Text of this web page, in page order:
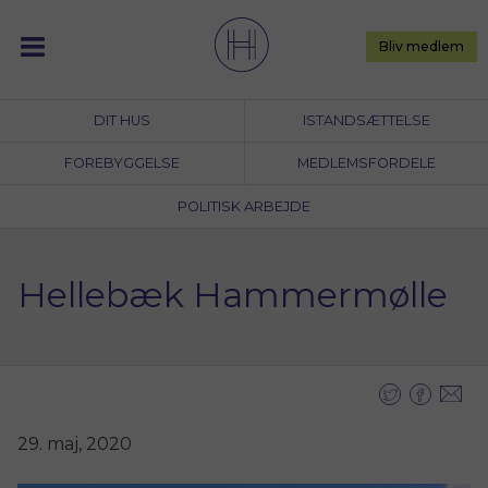
content
DIT HUS ISTANDSÆTTELSE
FOREBYGGELSE MEDLEMSFORDELE
POLITISK ARBEJDE
Bliv medlem
Hellebæk Hammermølle
29. maj, 2020